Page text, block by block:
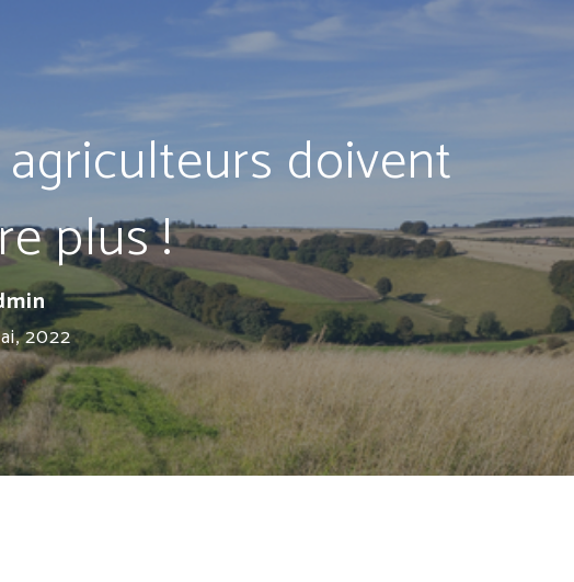
doivent
plus !
2022